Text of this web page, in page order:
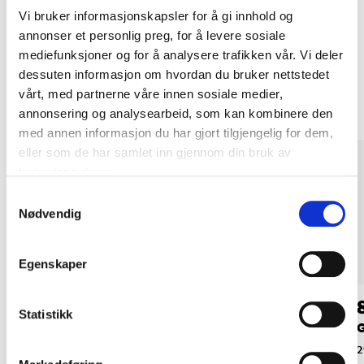
Vi bruker informasjonskapsler for å gi innhold og
annonser et personlig preg, for å levere sosiale
mediefunksjoner og for å analysere trafikken vår. Vi deler
dessuten informasjon om hvordan du bruker nettstedet
vårt, med partnerne våre innen sosiale medier,
annonsering og analysearbeid, som kan kombinere den
med annen informasjon du har gjort tilgjengelig for dem,
eller som de har samlet inn gjennom din bruk av
Nødvendig
Egenskaper
Statistikk
Andre kunder har også kjøpt
49